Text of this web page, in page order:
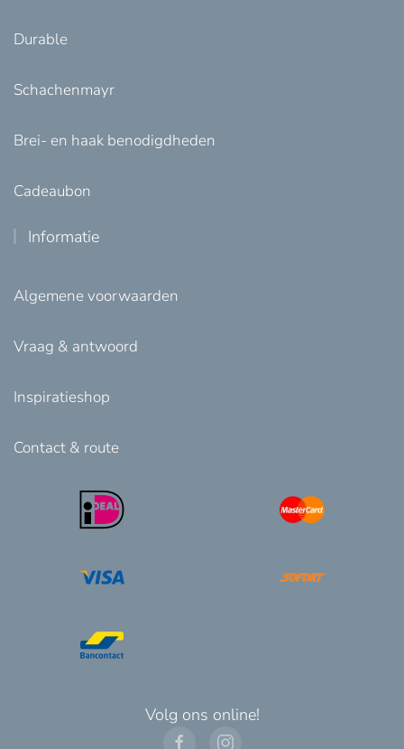
Durable
Schachenmayr
Brei- en haak benodigdheden
Cadeaubon
Informatie
Algemene voorwaarden
Vraag & antwoord
Inspiratieshop
Contact & route
Volg ons online!